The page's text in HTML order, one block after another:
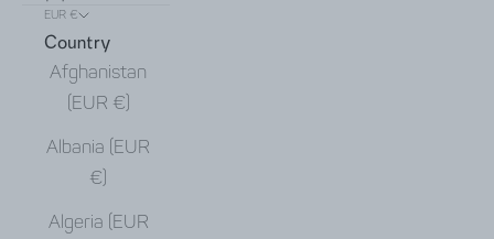
EUR €
Country
Afghanistan
(EUR €)
Albania (EUR
€)
Algeria (EUR